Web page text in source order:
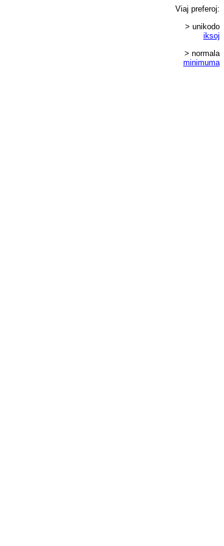
Viaj preferoj:
> unikodo
iksoj
> normala
minimuma